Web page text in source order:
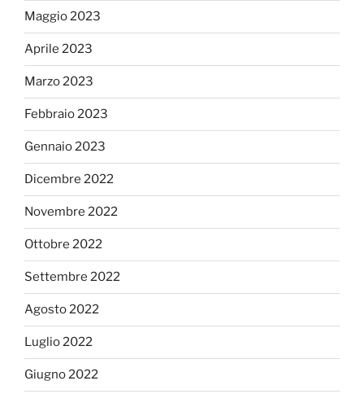
Maggio 2023
Aprile 2023
Marzo 2023
Febbraio 2023
Gennaio 2023
Dicembre 2022
Novembre 2022
Ottobre 2022
Settembre 2022
Agosto 2022
Luglio 2022
Giugno 2022